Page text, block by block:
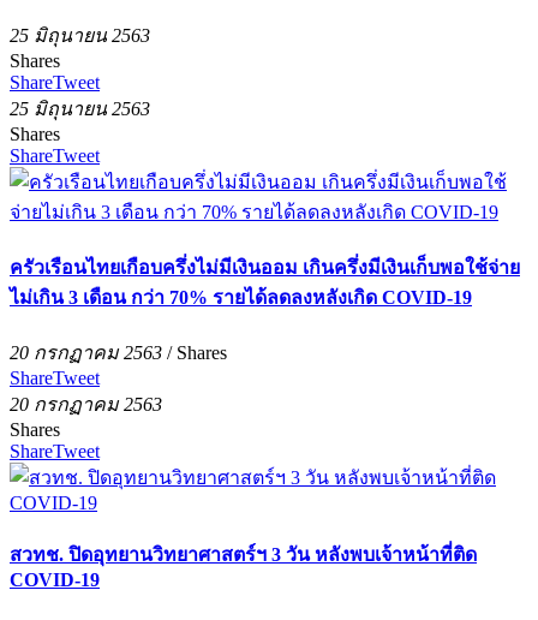
25 มิถุนายน 2563
Shares
ShareTweet
25 มิถุนายน 2563
Shares
ShareTweet
ครัวเรือนไทยเกือบครึ่งไม่มีเงินออม เกินครึ่งมีเงินเก็บพอใช้จ่าย
ไม่เกิน 3 เดือน กว่า 70% รายได้ลดลงหลังเกิด COVID-19
20 กรกฏาคม 2563 / Shares
ShareTweet
20 กรกฏาคม 2563
Shares
ShareTweet
สวทช. ปิดอุทยานวิทยาศาสตร์ฯ 3 วัน หลังพบเจ้าหน้าที่ติด
COVID-19